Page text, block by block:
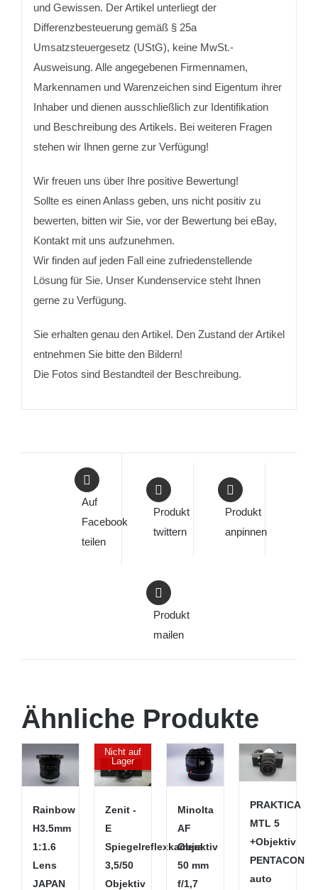
und Gewissen. Der Artikel unterliegt der
Differenzbesteuerung gemäß § 25a
Umsatzsteuergesetz (UStG), keine MwSt.-
Ausweisung. Alle angegebenen Firmennamen,
Markennamen und Warenzeichen sind Eigentum ihrer
Inhaber und dienen ausschließlich zur Identifikation
und Beschreibung des Artikels. Bei weiteren Fragen
stehen wir Ihnen gerne zur Verfügung!
Wir freuen uns über Ihre positive Bewertung!
Sollte es einen Anlass geben, uns nicht positiv zu
bewerten, bitten wir Sie, vor der Bewertung bei eBay,
Kontakt mit uns aufzunehmen.
Wir finden auf jeden Fall eine zufriedenstellende
Lösung für Sie. Unser Kundenservice steht Ihnen
gerne zu Verfügung.
Sie erhalten genau den Artikel. Den Zustand der Artikel
entnehmen Sie bitte den Bildern!
Die Fotos sind Bestandteil der Beschreibung.
Auf
Facebook
teilen
Produkt
twittern
Produkt
anpinnen
Produkt
mailen
Ähnliche Produkte
Rainbow
H3.5mm
1:1.6
Lens
JAPAN
Nicht auf
Lager
Zenit -
E
Spiegelreflexkamera
3,5/50
Objektiv
Minolta
AF
Objektiv
50 mm
f/1,7
PRAKTICA
MTL 5
+Objektiv
PENTACON
auto